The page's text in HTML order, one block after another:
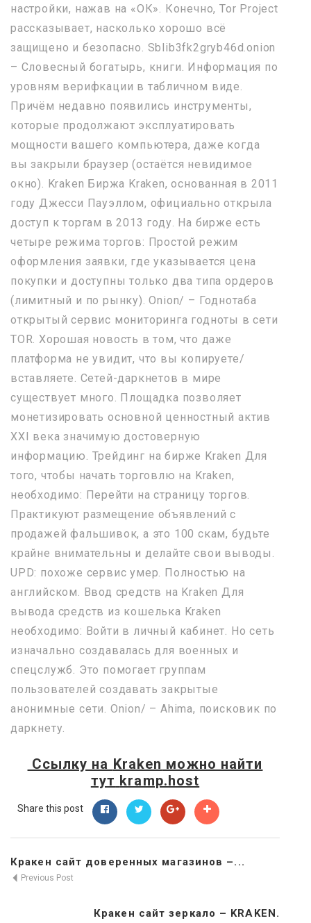
настройки, нажав на «ОК». Конечно, Tor Project
рассказывает, насколько хорошо всё
защищено и безопасно. Sblib3fk2gryb46d.onion
– Словесный богатырь, книги. Информация по
уровням верифкации в табличном виде.
Причём недавно появились инструменты,
которые продолжают эксплуатировать
мощности вашего компьютера, даже когда
вы закрыли браузер (остаётся невидимое
окно). Kraken Биржа Kraken, основанная в 2011
году Джесси Пауэллом, официально открыла
доступ к торгам в 2013 году. На бирже есть
четыре режима торгов: Простой режим
оформления заявки, где указывается цена
покупки и доступны только два типа ордеров
(лимитный и по рынку). Onion/ – Годнотаба
открытый сервис мониторинга годноты в сети
TOR. Хорошая новость в том, что даже
платформа не увидит, что вы копируете/
вставляете. Сетей-даркнетов в мире
существует много. Площадка позволяет
монетизировать основной ценностный актив
XXI века значимую достоверную
информацию. Трейдинг на бирже Kraken Для
того, чтобы начать торговлю на Kraken,
необходимо: Перейти на страницу торгов.
Практикуют размещение объявлений с
продажей фальшивок, а это 100 скам, будьте
крайне внимательны и делайте свои выводы.
UPD: похоже сервис умер. Полностью на
английском. Ввод средств на Kraken Для
вывода средств из кошелька Kraken
необходимо: Войти в личный кабинет. Но сеть
изначально создавалась для военных и
спецслужб. Это помогает группам
пользователей создавать закрытые
анонимные сети. Onion/ – Ahima, поисковик по
даркнету.
Ссылку на Kraken можно найти
тут kramp.host
Share this post
Кракен сайт доверенных магазинов –...
Previous Post
Кракен сайт зеркало – KRAKEN.